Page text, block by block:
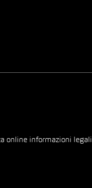
online informazioni legali